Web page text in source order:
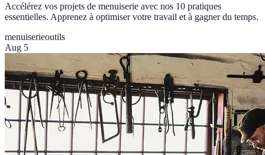
Accélérez vos projets de menuiserie avec nos 10 pratiques
essentielles. Apprenez à optimiser votre travail et à gagner du temps.
menuiserieoutils
Aug 5